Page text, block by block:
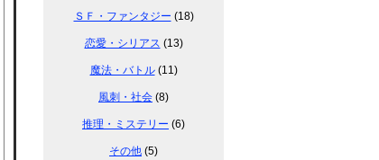
ＳＦ・ファンタジー (18)
恋愛・シリアス (13)
魔法・バトル(11)
風刺・社会 (8)
推理・ミステリー (6)
その他 (5)